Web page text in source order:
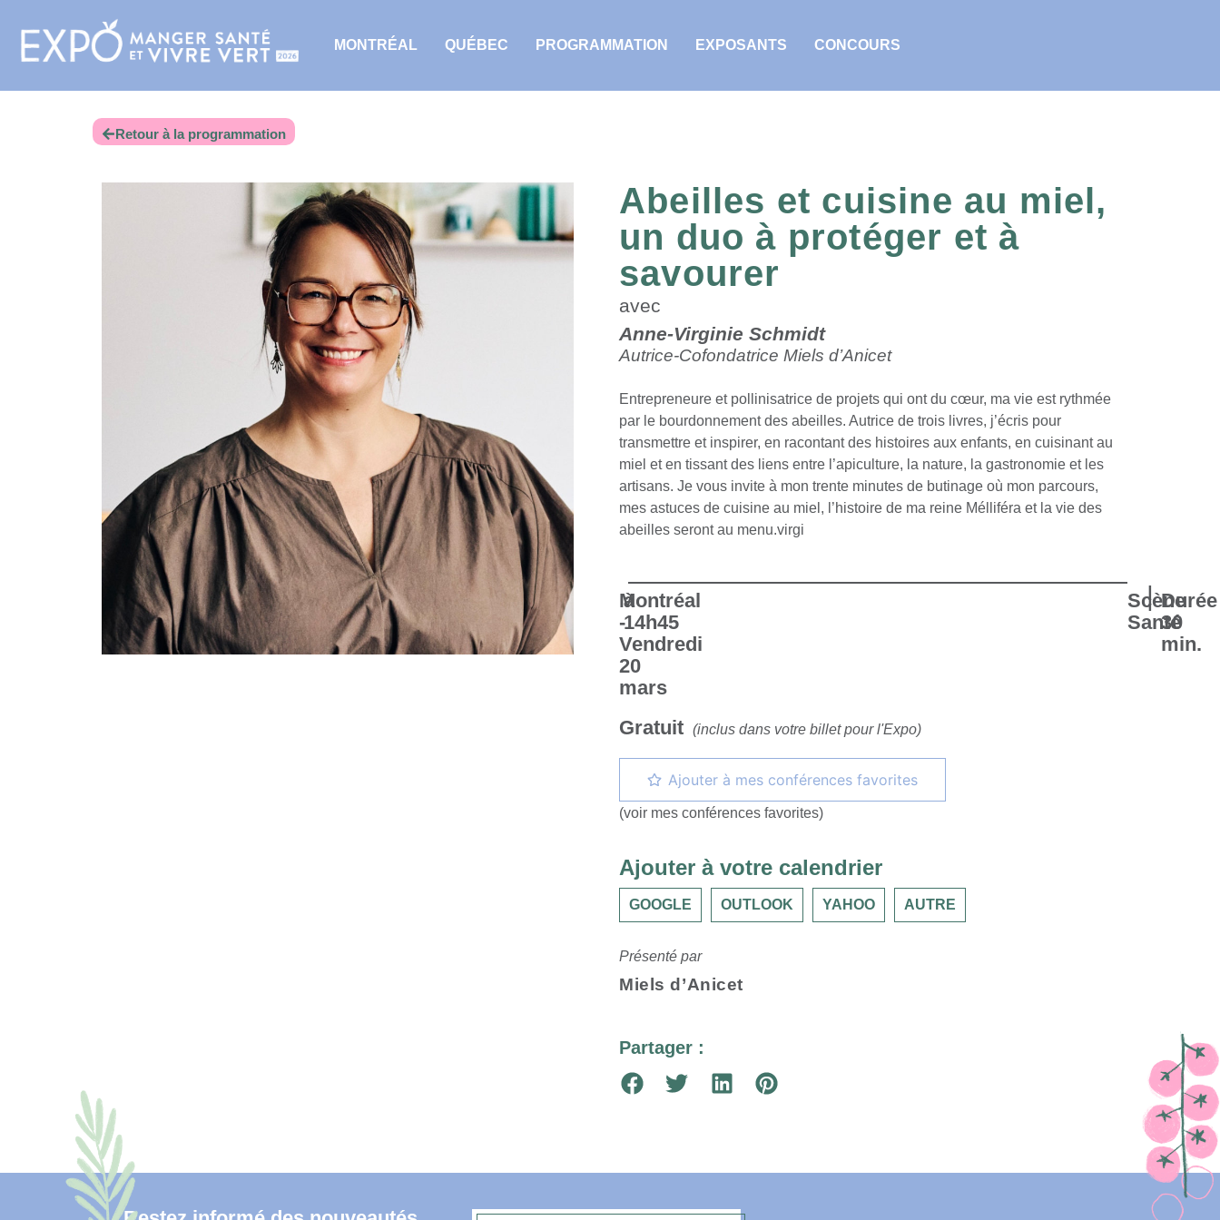
MONTRÉAL QUÉBEC PROGRAMMATION EXPOSANTS CONCOURS
Retour à la programmation
Abeilles et cuisine au miel,
un duo à protéger et à
savourer
avec
Anne-Virginie Schmidt
Autrice-Cofondatrice Miels d’Anicet
Entrepreneure et pollinisatrice de projets qui ont du cœur, ma vie est rythmée
par le bourdonnement des abeilles. Autrice de trois livres, j’écris pour
transmettre et inspirer, en racontant des histoires aux enfants, en cuisinant au
miel et en tissant des liens entre l’apiculture, la nature, la gastronomie et les
artisans. Je vous invite à mon trente minutes de butinage où mon parcours,
mes astuces de cuisine au miel, l’histoire de ma reine Mélliféra et la vie des
abeilles seront au menu.virgi
Montréal
-
Vendredi
20
mars
à
14h45
Scène
Santé
| Durée
30
min.
Gratuit (inclus dans votre billet pour l'Expo)
Ajouter à mes conférences favorites
(voir mes conférences favorites)
Ajouter à votre calendrier
GOOGLE OUTLOOK YAHOO AUTRE
Présenté par
Miels d’Anicet
Partager :